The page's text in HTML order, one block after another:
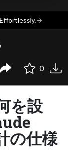
→
0
を設
の仕様